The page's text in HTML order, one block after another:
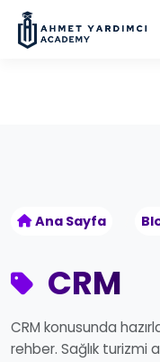
Ana Sayfa
CRM
CRM konusunda
rehber. Sağlık turizmi